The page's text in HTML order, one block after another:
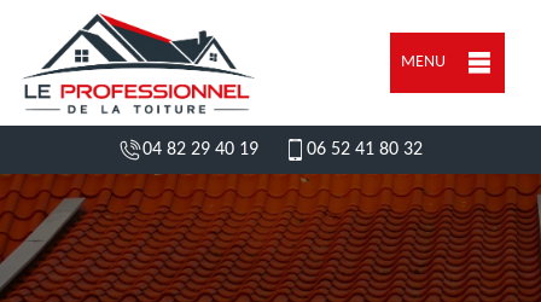
MENU
04 82 29 40 19 06 52 41 80 32